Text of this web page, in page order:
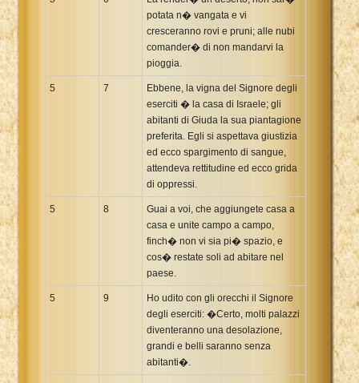
potata n� vangata e vi
cresceranno rovi e pruni; alle nubi
comander� di non mandarvi la
pioggia.
5 7
Ebbene, la vigna del Signore degli
eserciti � la casa di Israele; gli
abitanti di Giuda la sua piantagione
preferita. Egli si aspettava giustizia
ed ecco spargimento di sangue,
attendeva rettitudine ed ecco grida
di oppressi.
5 8
Guai a voi, che aggiungete casa a
casa e unite campo a campo,
finch� non vi sia pi� spazio, e
cos� restate soli ad abitare nel
paese.
5 9
Ho udito con gli orecchi il Signore
degli eserciti: �Certo, molti palazzi
diventeranno una desolazione,
grandi e belli saranno senza
abitanti�.